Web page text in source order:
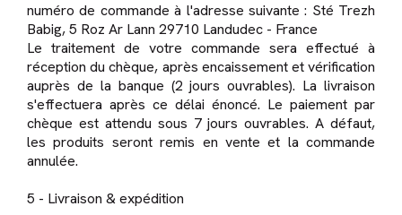
numéro de commande à l'adresse suivante : Sté Trezh
Babig, 5 Roz Ar Lann 29710 Landudec - France
Le traitement de votre commande sera effectué à
réception du chèque, après encaissement et vérification
auprès de la banque (2 jours ouvrables). La livraison
s'effectuera après ce délai énoncé. Le paiement par
chèque est attendu sous 7 jours ouvrables. A défaut,
les produits seront remis en vente et la commande
annulée.
5 - Livraison & expédition